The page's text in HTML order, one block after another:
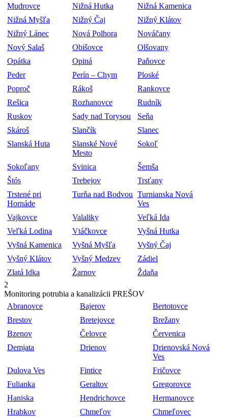
Mudrovce
Nižná Hutka
Nižná Kamenica
Nižná Myšľa
Nižný Čaj
Nižný Klátov
Nižný Lánec
Nová Polhora
Nováčany
Nový Salaš
Obišovce
Olšovany
Opátka
Opiná
Paňovce
Peder
Perín – Chym
Ploské
Poproč
Rákoš
Rankovce
Rešica
Rozhanovce
Rudník
Ruskov
Sady nad Torysou
Seňa
Skároš
Slančík
Slanec
Slanská Huta
Slanské Nové
Mesto
Sokoľ
Sokoľany Svinica
Šemša
Štós
Trebejov
Trsťany
Trstené pri
Hornáde
Turňa nad Bodvou Turnianska Nová
Ves
Vajkovce
Valaliky
Veľká Ida
Veľká Lodina
Vtáčkovce
Vyšná Hutka
Vyšná Kamenica
Vyšná Myšľa
Vyšný Čaj
Vyšný Klátov
Vyšný Medzev
Zádiel
Zlatá Idka
Žarnov
Ždaňa
2
Monitoring potrubia a kanalizácii PREŠOV
Abranovce
Bajerov
Bertotovce
Brestov
Bretejovce
Brežany
Bzenov
Čelovce
Červenica
Demjata
Drienov
Drienovská Nová
Ves
Dulova Ves
Fintice
Fričovce
Fulianka
Geraltov
Gregorovce
Haniska
Hendrichovce
Hermanovce
Hrabkov
Chmeľov
Chmeľovec